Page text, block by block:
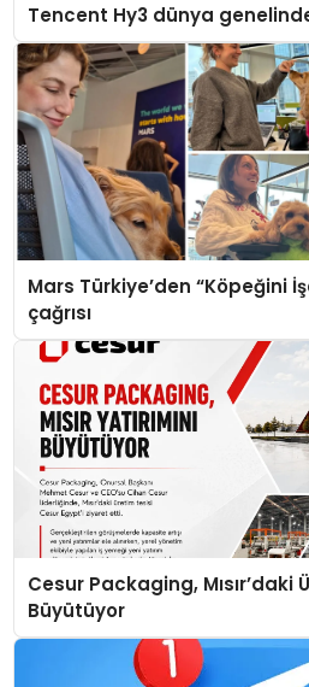
Tencent Hy3 dünya
Mars Türkiye’den “Köpeğini
çağrısı
Cesur Packaging, Mısır’daki
Büyütüyor